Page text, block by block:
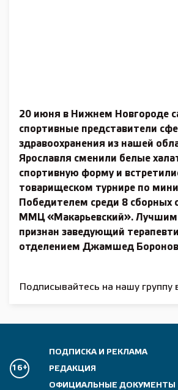
20 июня в Нижнем Новгороде
спортивные представители
здравоохранения из нашей
Ярославля сменили белые
спортивную форму и
товарищеском турнире по
Победителем среди 8 сборных
ММЦ «Макарьевский». Лучшим
признан заведующий
отделением Джамшед
Подписывайтесь на нашу группу
16+
ПОДПИСКА И РЕКЛАМА
РЕДАКЦИЯ
ОФИЦИАЛЬНЫЕ ДОКУМЕНТЫ